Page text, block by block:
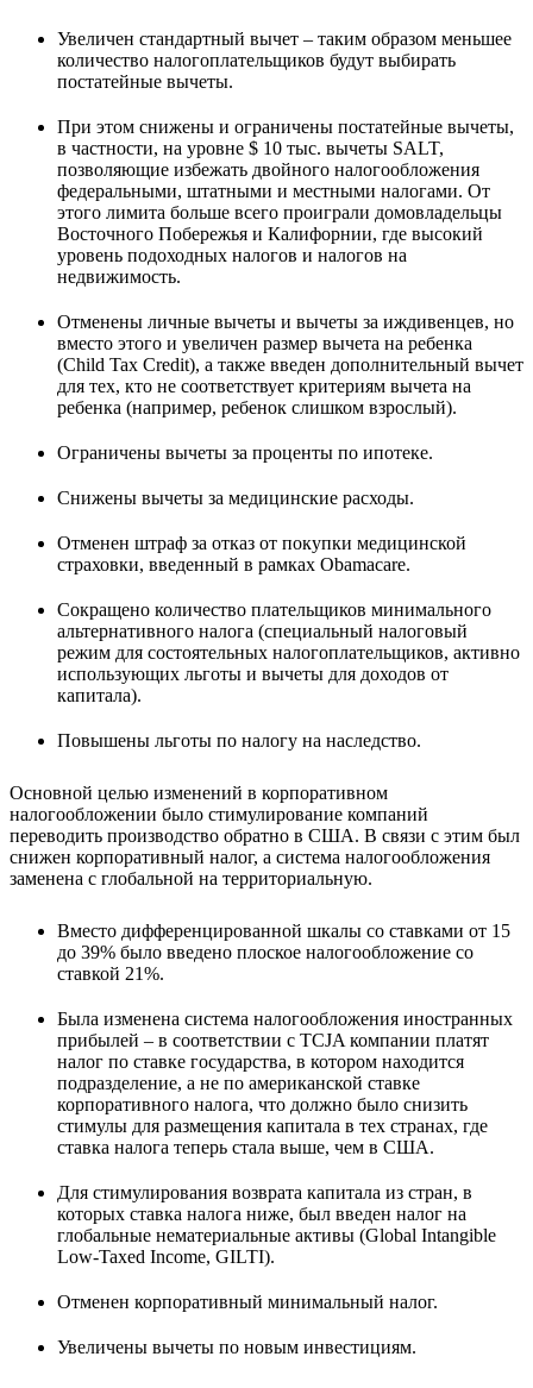
Увеличен стандартный вычет – таким образом меньшее
количество налогоплательщиков будут выбирать
постатейные вычеты.
При этом снижены и ограничены постатейные вычеты,
в частности, на уровне $ 10 тыс. вычеты SALT,
позволяющие избежать двойного налогообложения
федеральными, штатными и местными налогами. От
этого лимита больше всего проиграли домовладельцы
Восточного Побережья и Калифорнии, где высокий
уровень подоходных налогов и налогов на
недвижимость.
Отменены личные вычеты и вычеты за иждивенцев, но
вместо этого и увеличен размер вычета на ребенка
(Child Tax Credit), а также введен дополнительный вычет
для тех, кто не соответствует критериям вычета на
ребенка (например, ребенок слишком взрослый).
Ограничены вычеты за проценты по ипотеке.
Снижены вычеты за медицинские расходы.
Отменен штраф за отказ от покупки медицинской
страховки, введенный в рамках Obamacare.
Сокращено количество плательщиков минимального
альтернативного налога (специальный налоговый
режим для состоятельных налогоплательщиков, активно
использующих льготы и вычеты для доходов от
капитала).
Повышены льготы по налогу на наследство.
Основной целью изменений в корпоративном
налогообложении было стимулирование компаний
переводить производство обратно в США. В связи с этим был
снижен корпоративный налог, а система налогообложения
заменена с глобальной на территориальную.
Вместо дифференцированной шкалы со ставками от 15
до 39% было введено плоское налогообложение со
ставкой 21%.
Была изменена система налогообложения иностранных
прибылей – в соответствии с TCJA компании платят
налог по ставке государства, в котором находится
подразделение, а не по американской ставке
корпоративного налога, что должно было снизить
стимулы для размещения капитала в тех странах, где
ставка налога теперь стала выше, чем в США.
Для стимулирования возврата капитала из стран, в
которых ставка налога ниже, был введен налог на
глобальные нематериальные активы (Global Intangible
Low-Taxed Income, GILTI).
Отменен корпоративный минимальный налог.
Увеличены вычеты по новым инвестициям.